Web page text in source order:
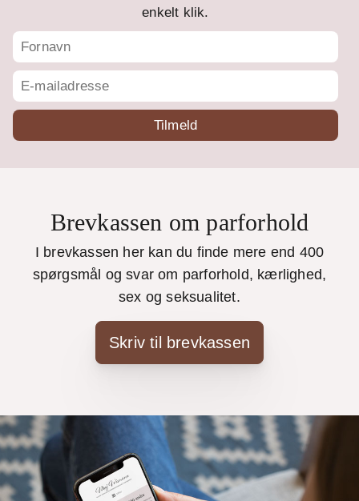
enkelt klik.
Brevkassen om parforhold
I brevkassen her kan du finde mere end 400
spørgsmål og svar om parforhold, kærlighed,
sex og seksualitet.
Skriv til brevkassen